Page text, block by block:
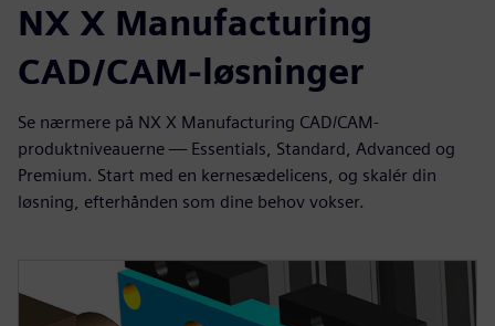
NX X Manufacturing
CAD/CAM-løsninger
Se nærmere på NX X Manufacturing CAD/CAM-
produktniveauerne — Essentials, Standard, Advanced og
Premium. Start med en kernesædelicens, og skalér din
løsning, efterhånden som dine behov vokser.